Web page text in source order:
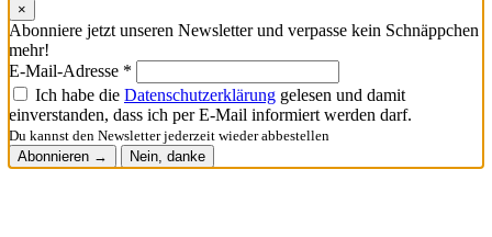
×
Abonniere jetzt unseren Newsletter und verpasse kein Schnäppchen
mehr!
E-Mail-Adresse *
Ich habe die Datenschutzerklärung gelesen und damit
einverstanden, dass ich per E-Mail informiert werden darf.
Du kannst den Newsletter jederzeit wieder abbestellen
Abonnieren →
Nein, danke